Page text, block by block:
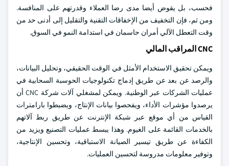
فحسب، بل يقوض أيضا مدى رضا العملاء وقدرتهم على المنافسة.
ومن ثم، فإن التخفيف من الإخفاقات التقنية والتقليل إلى أدنى حد من
وقت التعطل الآلي أمران حاسمان في استدامة النمو في السوق.
CNC المراقب المالي
ويمكن تحقيق الاستخدام الأمثل في الوقت الحقيقي، وتحليل البيانات،
والرصد عن بعد عن طريق إدماج تكنولوجيات الحوسبة السحابية في
عمليات الشركات عبر الوطنية. ويمكن لمشغلي آلات شركة CNC أن
يرصدوا مؤشرات الأداء، ويفحصوا بيانات الإنتاج، ويضبطوا بارامترات
القياس من أي موقع عبر شبكة الإنترنت عن طريق ربط آلاتهم
بالخدمات القائمة على الغيوم. وهذا يبسط عمليات التصنيع ويزيد من
الكفاءة عن طريق تيسير الصيانة الاستباقية، وتحسين الإنتاجية،
وتوفير معلومات مدروسة لتحسين العمليات.